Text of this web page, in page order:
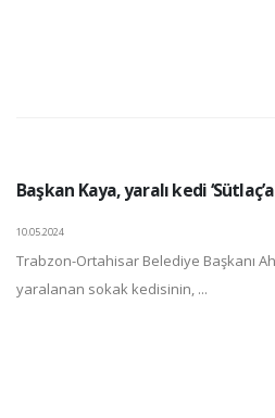
Başkan Kaya, yaralı kedi
10.05.2024
Trabzon-Ortahisar Belediye Başkanı
yaralanan sokak kedisinin, ...